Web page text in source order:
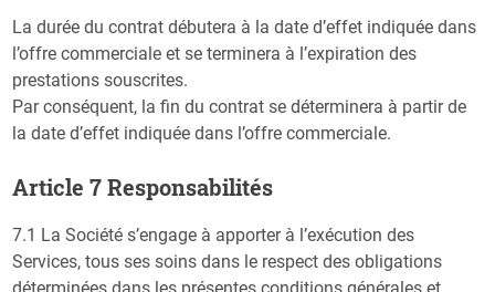
La durée du contrat débutera à la date d’effet indiquée dans
l’offre commerciale et se terminera à l’expiration des
prestations souscrites.
Par conséquent, la fin du contrat se déterminera à partir de
la date d’effet indiquée dans l’offre commerciale.
Article 7 Responsabilités
7.1 La Société s’engage à apporter à l’exécution des
Services, tous ses soins dans le respect des obligations